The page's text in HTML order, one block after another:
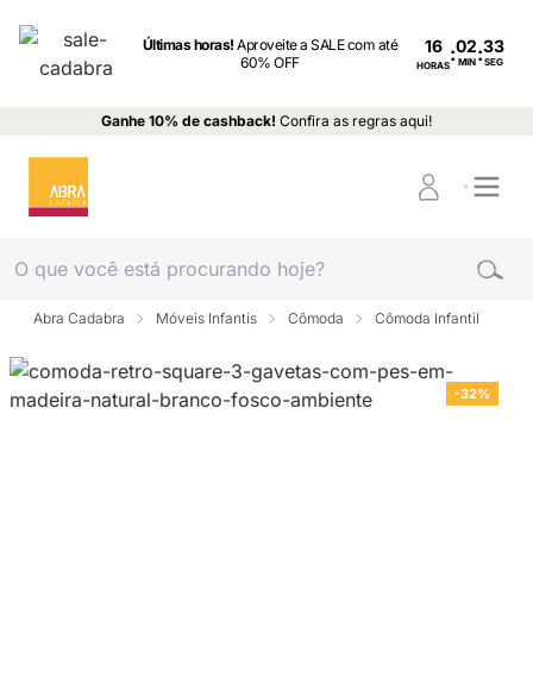
Últimas horas!Aproveite a SALE com até
60% OFF
16
HORAS: MIN : SEG
Ganhe 10% de cashback! Confira as regras aqui!
Abra Cadabra Móveis Infantis Cômoda Cômoda Infantil
-32%